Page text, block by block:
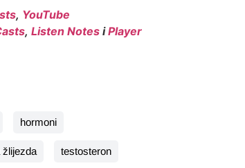
, YouTube
,Listen Notes iPlayer
hormoni
žlijezda testosteron